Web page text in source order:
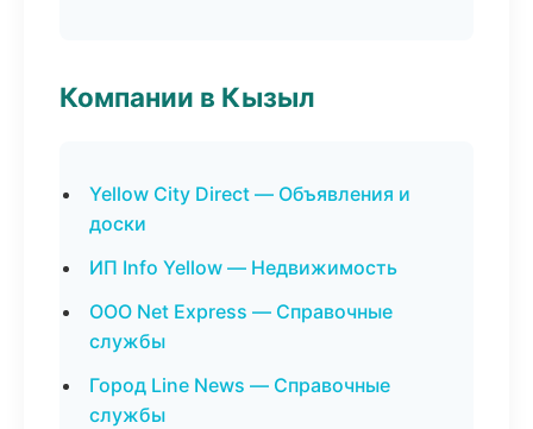
Компании в Кызыл
Yellow City Direct — Объявления и
доски
ИП Info Yellow — Недвижимость
ООО Net Express — Справочные
службы
Город Line News — Справочные
службы